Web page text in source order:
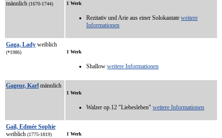
männlich (1670-1744) 1 Werk
Rezitativ und Arie aus einer Solokantate weitere
Informationen
Gaga, Lady weiblich
(*1986) 1 Werk
Shallow weitere Informationen
Gageur, Karl männlich
1 Werk
Walzer op.12 "Liebesleben" weitere Informationen
Gail, Edmée Sophie
weiblich (1775-1819) 1 Werk